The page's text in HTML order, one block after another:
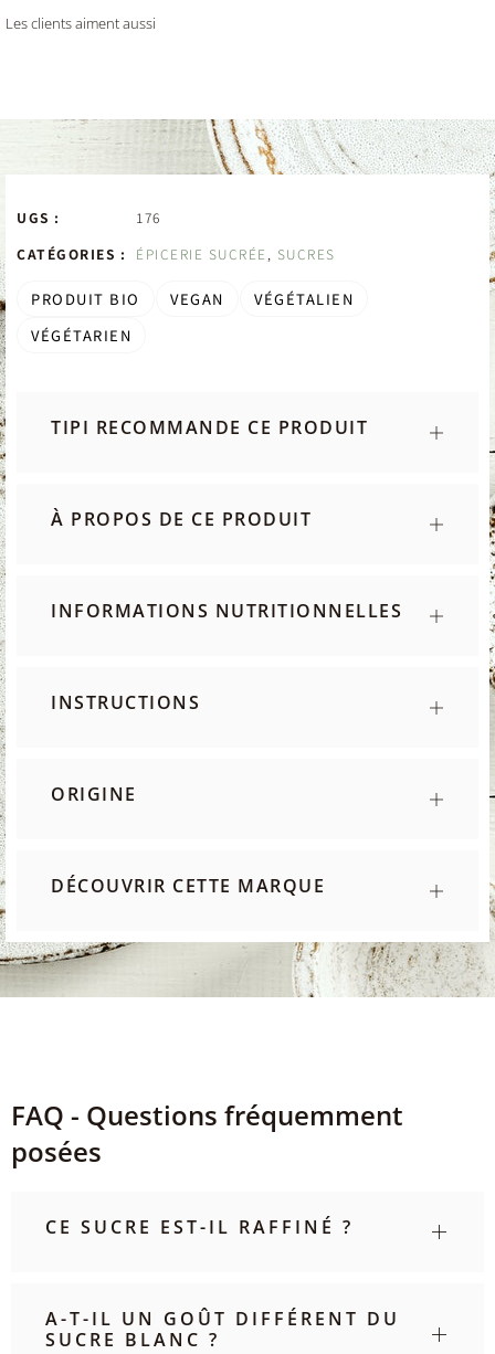
Les clients aiment aussi
UGS :
176
CATÉGORIES :
ÉPICERIE SUCRÉE SUCRES
PRODUIT BIO VEGAN
VÉGÉTALIEN
VÉGÉTARIEN
TIPI RECOMMANDE CE PRODUIT
À PROPOS DE CE PRODUIT
INFORMATIONS NUTRITIONNELLES
INSTRUCTIONS
ORIGINE
DÉCOUVRIR CETTE MARQUE
FAQ - Questions fréquemment
posées
CE SUCRE EST-IL RAFFINÉ ?
A-T-IL UN GOÛT DIFFÉRENT DU
SUCRE BLANC ?